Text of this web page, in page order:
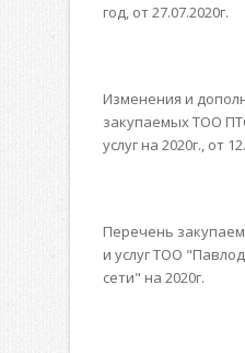
год, от 27.07.2020г.
Изменения и
закупаемых ТОО
услуг на 2020г., от
Перечень
и услуг ТОО
сети" на 2020г.